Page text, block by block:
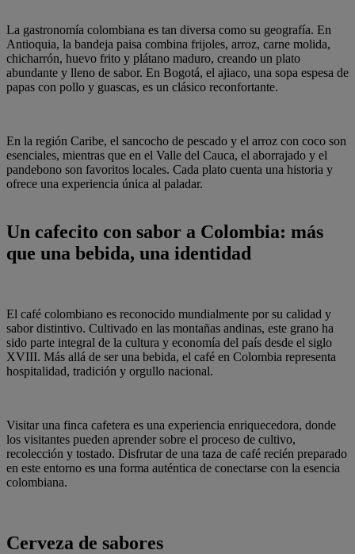
La gastronomía colombiana es tan diversa como su geografía. En
Antioquia, la bandeja paisa combina frijoles, arroz, carne molida,
chicharrón, huevo frito y plátano maduro, creando un plato
abundante y lleno de sabor. En Bogotá, el ajiaco, una sopa espesa de
papas con pollo y guascas, es un clásico reconfortante.
En la región Caribe, el sancocho de pescado y el arroz con coco son
esenciales, mientras que en el Valle del Cauca, el aborrajado y el
pandebono son favoritos locales. Cada plato cuenta una historia y
ofrece una experiencia única al paladar.
Un cafecito con sabor a Colombia: más
que una bebida, una identidad
El café colombiano es reconocido mundialmente por su calidad y
sabor distintivo. Cultivado en las montañas andinas, este grano ha
sido parte integral de la cultura y economía del país desde el siglo
XVIII. Más allá de ser una bebida, el café en Colombia representa
hospitalidad, tradición y orgullo nacional.
Visitar una finca cafetera es una experiencia enriquecedora, donde
los visitantes pueden aprender sobre el proceso de cultivo,
recolección y tostado. Disfrutar de una taza de café recién preparado
en este entorno es una forma auténtica de conectarse con la esencia
colombiana.
Cerveza de sabores